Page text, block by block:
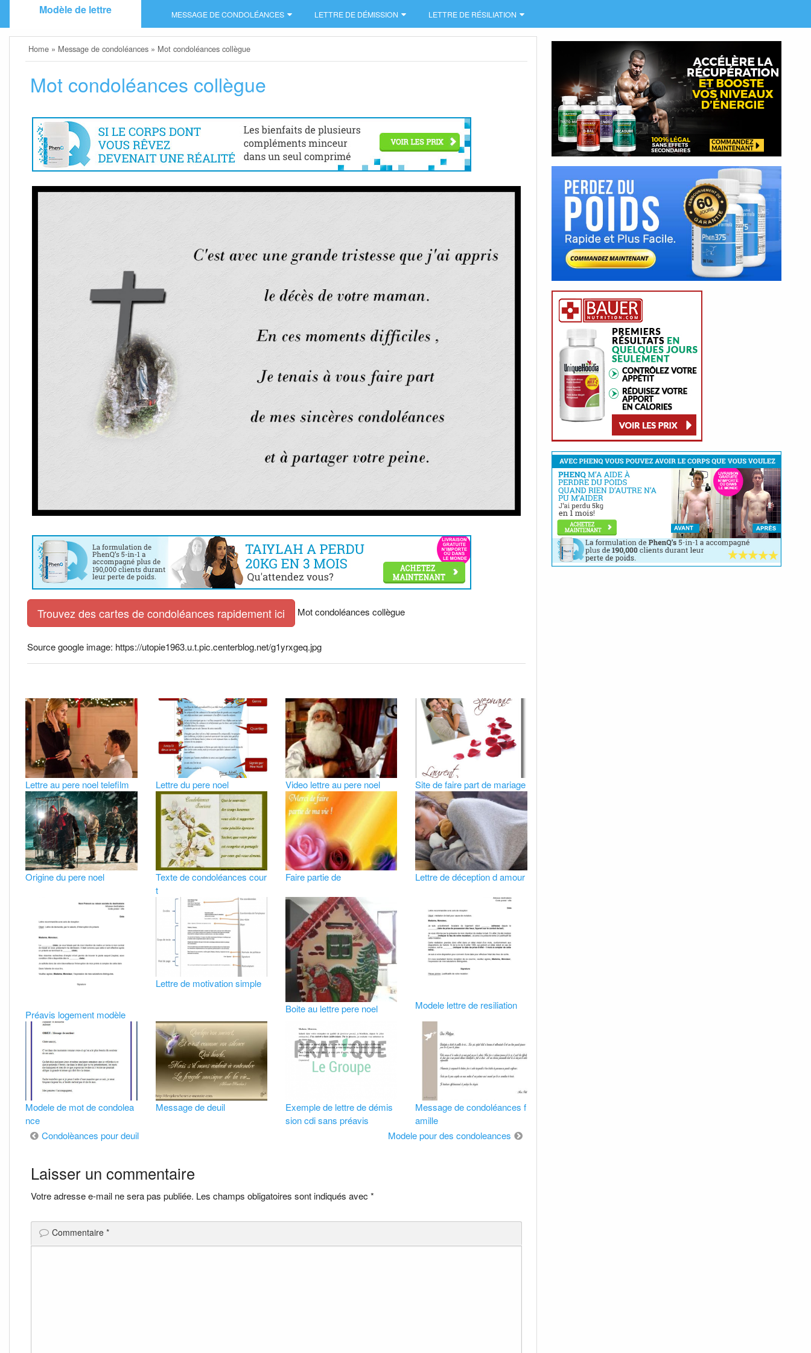
Modèle de lettre MESSAGE DE CONDOLÉANCES LETTRE DE DÉMISSION LETTRE DE RÉSILIATION
Home » Message de condoléances » Mot condoléances collègue
Mot condoléances collègue
Trouvez des cartes de condoléances rapidement ici Mot condoléances collègue
Source google image: https://utopie1963.u.t.pic.centerblog.net/g1yrxgeq.jpg
Lettre au pere noel telefilm Lettre du pere noel Video lettre au pere noel Site de faire part de mariage
Origine du pere noel
Texte de condoléances cour
t
Faire partie de Lettre de déception d amour
Préavis logement modèle
Lettre de motivation simple
Boite au lettre pere noel Modele lettre de resiliation
Modele de mot de condolea
nce
Message de deuil
Exemple de lettre de démis
sion cdi sans préavis
Message de condoléances f
amille
Navigation
de
l’article
Condolèances pour deuil Modele pour des condoleances
Laisser un commentaire
Votre adresse e-mail ne sera pas publiée. Les champs obligatoires sont indiqués avec *
Commentaire *